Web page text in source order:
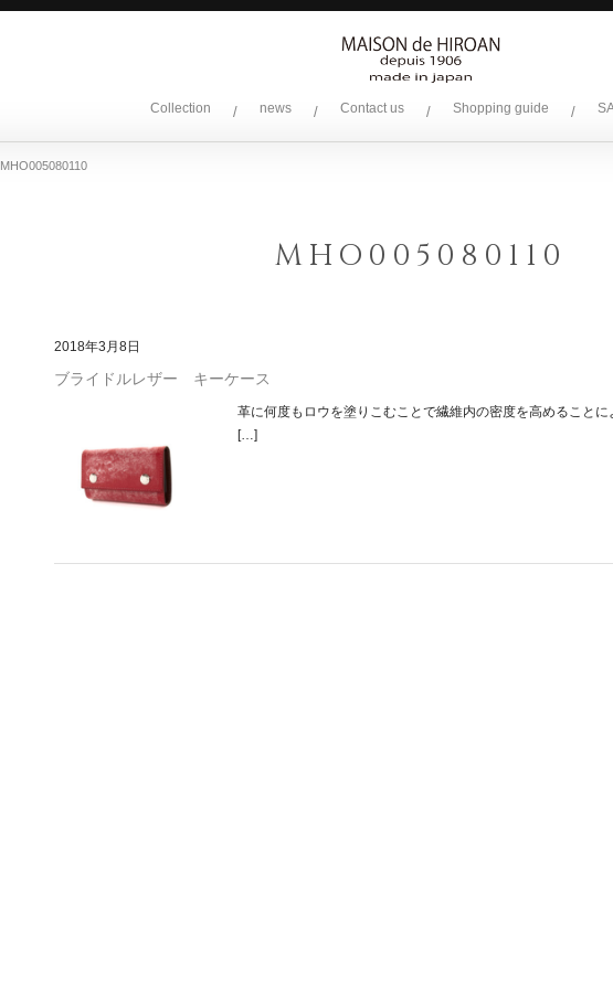
Collection / news / Contact us / Shopping guide /
MHO005080110
MHO005080110
2018年3月8日
ブライドルレザー キーケース
革に何度もロウを塗りこむことで繊維内の密度を高めること
[…]